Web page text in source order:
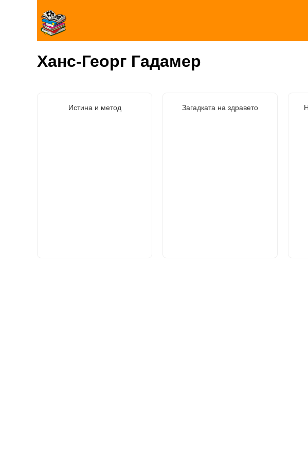
Ханс-Георг Гадамер
Истина и метод Загадката на здравето